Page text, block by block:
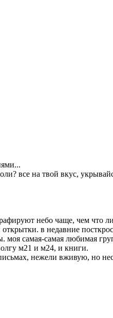
все на твой вкус,
небо чаще, чем что
в недавние
самая-самая любимая
м21 и м24, и книги.
нежели вживую, но